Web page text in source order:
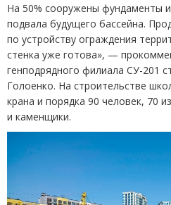
На 50% сооружены фундаменты
подвала будущего бассейна.
по устройству ограждения
стенка уже готова», —
генподрядного филиала СУ-201
Голоенко. На строительстве
крана и порядка 90 человек, 70
и каменщики.